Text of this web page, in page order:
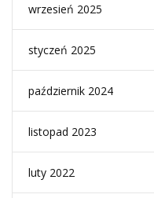
wrzesień 2025
styczeń 2025
październik 2024
listopad 2023
luty 2022